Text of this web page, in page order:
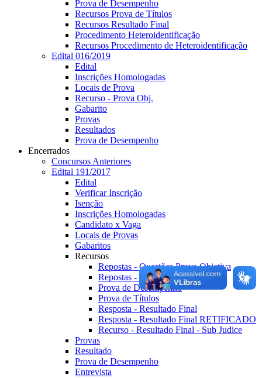
Prova de Desempenho
Recursos Prova de Títulos
Recursos Resultado Final
Procedimento Heteroidentificação
Recursos Procedimento de Heteroidentificação
Edital 016/2019
Edital
Inscrições Homologadas
Locais de Prova
Recurso - Prova Obj.
Gabarito
Provas
Resultados
Prova de Desempenho
Encerrados
Concursos Anteriores
Edital 191/2017
Edital
Verificar Inscrição
Isenção
Inscrições Homologadas
Candidato x Vaga
Locais de Provas
Gabaritos
Recursos
Repostas - Questões Prova Objetiva
Repostas - Resultado Prova Escrita
Prova de Desempenho
Prova de Títulos
Resposta - Resultado Final
Resposta - Resultado Final RETIFICADO
Recurso - Resultado Final - Sub Judice
Provas
Resultado
Prova de Desempenho
Entrevista